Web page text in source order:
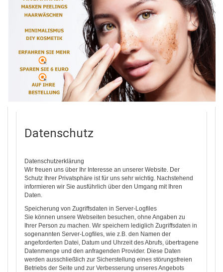
Datenschutz
Datenschutzerklärung
Wir freuen uns über Ihr Interesse an unserer Website. Der
Schutz Ihrer Privatsphäre ist für uns sehr wichtig. Nachstehend
informieren wir Sie ausführlich über den Umgang mit Ihren
Daten.
Speicherung von Zugriffsdaten in Server-Logfiles
Sie können unsere Webseiten besuchen, ohne Angaben zu
Ihrer Person zu machen. Wir speichern lediglich Zugriffsdaten in
sogenannten Server-Logfiles, wie z.B. den Namen der
angeforderten Datei, Datum und Uhrzeit des Abrufs, übertragene
Datenmenge und den anfragenden Provider. Diese Daten
werden ausschließlich zur Sicherstellung eines störungsfreien
Betriebs der Seite und zur Verbesserung unseres Angebots